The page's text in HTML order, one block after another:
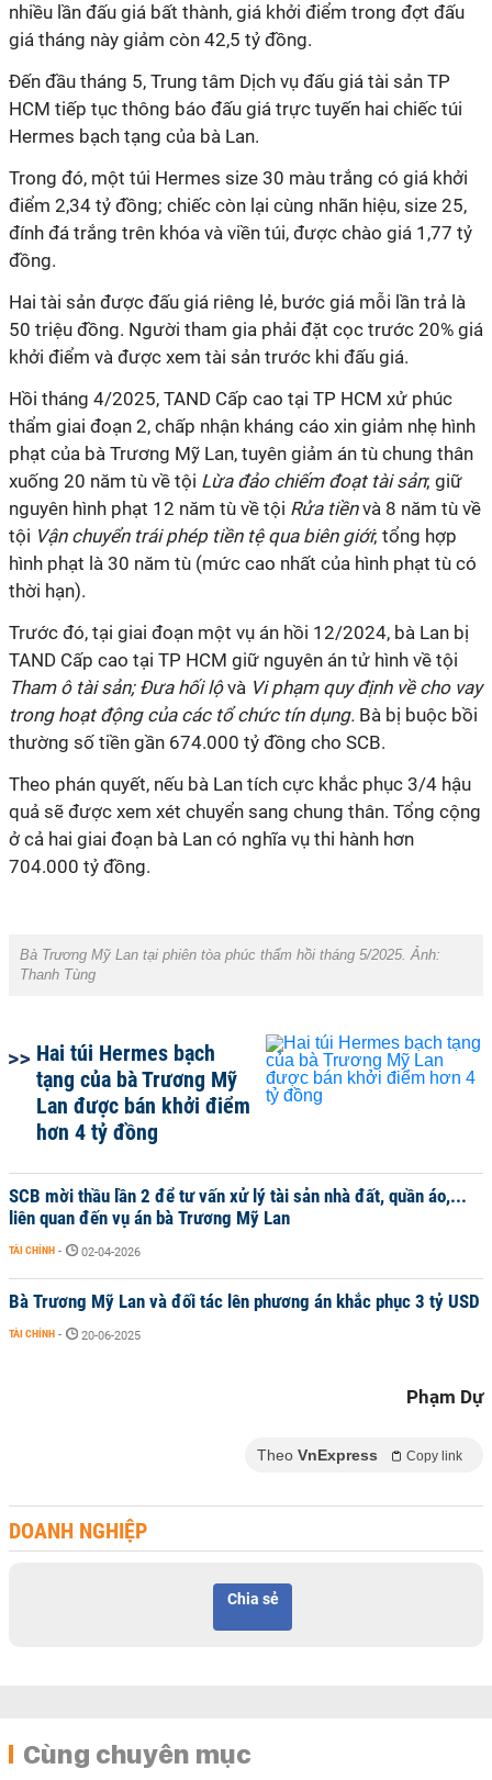
nhiều lần đấu giá bất thành, giá khởi điểm trong đợt đấu
giá tháng này giảm còn 42,5 tỷ đồng.
Đến đầu tháng 5, Trung tâm Dịch vụ đấu giá tài sản TP
HCM tiếp tục thông báo đấu giá trực tuyến hai chiếc túi
Hermes bạch tạng của bà Lan.
Trong đó, một túi Hermes size 30 màu trắng có giá khởi
điểm 2,34 tỷ đồng; chiếc còn lại cùng nhãn hiệu, size 25,
đính đá trắng trên khóa và viền túi, được chào giá 1,77 tỷ
đồng.
Hai tài sản được đấu giá riêng lẻ, bước giá mỗi lần trả là
50 triệu đồng. Người tham gia phải đặt cọc trước 20% giá
khởi điểm và được xem tài sản trước khi đấu giá.
Hồi tháng 4/2025, TAND Cấp cao tại TP HCM xử phúc
thẩm giai đoạn 2, chấp nhận kháng cáo xin giảm nhẹ hình
phạt của bà Trương Mỹ Lan, tuyên giảm án tù chung thân
xuống 20 năm tù về tội Lừa đảo chiếm đoạt tài sản; giữ
nguyên hình phạt 12 năm tù về tội Rửa tiềnvà 8 năm tù về
tội Vận chuyển trái phép tiền tệ qua biên giới; tổng hợp
hình phạt là 30 năm tù (mức cao nhất của hình phạt tù có
thời hạn).
Trước đó, tại giai đoạn một vụ án hồi 12/2024, bà Lan bị
TAND Cấp cao tại TP HCM giữ nguyên án tử hình về tội
Tham ô tài sản; Đưa hối lộvà Vi phạm quy định về cho vay
trong hoạt động của các tổ chức tín dụng. Bà bị buộc bồi
thường số tiền gần 674.000 tỷ đồng cho SCB.
Theo phán quyết, nếu bà Lan tích cực khắc phục 3/4 hậu
quả sẽ được xem xét chuyển sang chung thân. Tổng cộng
ở cả hai giai đoạn bà Lan có nghĩa vụ thi hành hơn
704.000 tỷ đồng.
Bà Trương Mỹ Lan tại phiên tòa phúc thẩm hồi tháng 5/2025. Ảnh:
Thanh Tùng
Hai túi Hermes bạch
tạng của bà Trương Mỹ
Lan được bán khởi điểm
hơn 4 tỷ đồng
SCB mời thầu lần 2 để tư vấn xử lý tài sản nhà đất, quần áo,...
liên quan đến vụ án bà Trương Mỹ Lan
TÀI CHÍNH - 02-04-2026
Bà Trương Mỹ Lan và đối tác lên phương án khắc phục 3 tỷ USD
TÀI CHÍNH - 20-06-2025
Phạm Dự
Theo VnExpress Copy link
DOANH NGHIỆP
Chia sẻ
Cùng chuyên mục